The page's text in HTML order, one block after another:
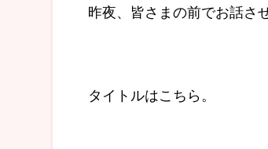
昨夜、皆さまの前でお話さ
タイトルはこちら。